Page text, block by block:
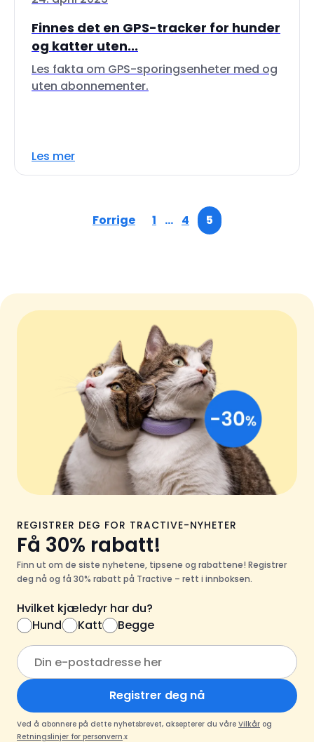
Finnes det en GPS-tracker for hunder
og katter uten...
Les fakta om GPS-sporingsenheter med og
uten abonnementer.
Les mer
Forrige 1 … 4 5
REGISTRER DEG FOR TRACTIVE-NYHETER
Få 30% rabatt!
Finn ut om de siste nyhetene, tipsene og rabattene! Registrer
deg nå og få 30% rabatt på Tractive – rett i innboksen.
Hvilket kjæledyr har du?
Hund
Katt Begge
Registrer deg nå
Ved å abonnere på dette nyhetsbrevet, aksepterer du våre Vilkår og
Retningslinjer for personvern.x